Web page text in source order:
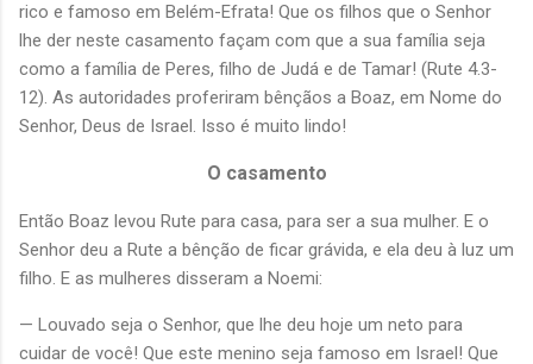
rico e famoso em Belém-Efrata! Que os filhos que o Senhor
lhe der neste casamento façam com que a sua família seja
como a família de Peres, filho de Judá e de Tamar! (Rute 4.3-
12). As autoridades proferiram bênçãos a Boaz, em Nome do
Senhor, Deus de Israel. Isso é muito lindo!
O casamento
Então Boaz levou Rute para casa, para ser a sua mulher. E o
Senhor deu a Rute a bênção de ficar grávida, e ela deu à luz um
filho. E as mulheres disseram a Noemi:
— Louvado seja o Senhor, que lhe deu hoje um neto para
cuidar de você! Que este menino seja famoso em Israel! Que